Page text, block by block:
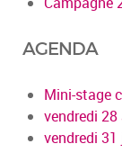
AGENDA
Mini-stage
vendredi
vendredi